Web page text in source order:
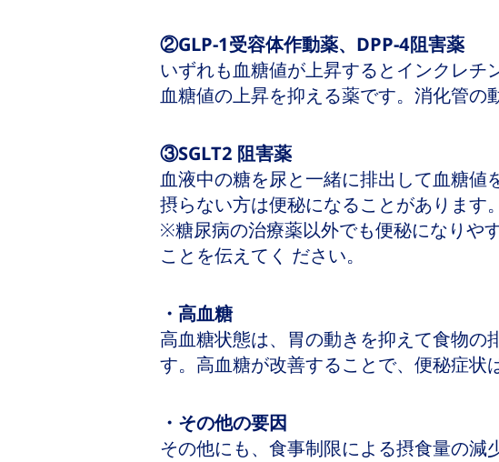
②GLP-1受容体作動薬、DPP-4阻害薬
いずれも血糖値が上昇するとインクレチ
血糖値の上昇を抑える薬です。消化管の
③SGLT2 阻害薬
血液中の糖を尿と一緒に排出して血糖値
摂らない方は便秘になることがあります。
※糖尿病の治療薬以外でも便秘になりや
ことを伝えてく ださい。
・高血糖
高血糖状態は、胃の動きを抑えて食物の
す。高血糖が改善することで、便秘症状
・その他の要因
その他にも、食事制限による摂食量の減